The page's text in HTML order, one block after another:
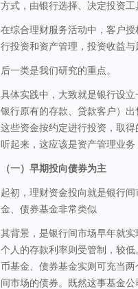
方式，由银行选择、决定投资工
在综合理财服务活动中，客户
行投资和资产管理，投资收益与
后一类是我们研究的重点。
具体实践中，大致就是银行设
银行原有的存款、贷款客户）
这些资金按约定进行投资，取
听起来，这应该是资产管理业务
（一）早期投向债券为主
起初，理财资金投向就是银行
金、债券基金非常类似
其背景，是银行间市场早年就实
个人的存款利率则受管制，较
币基金、债券基金实则可充当
间市场的债券。既然这事基金